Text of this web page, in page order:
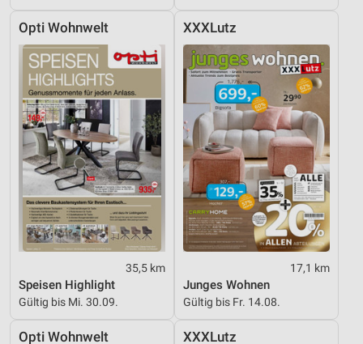
Opti Wohnwelt
35,5 km
Speisen Highlight
Gültig bis Mi. 30.09.
XXXLutz
17,1 km
Junges Wohnen
Gültig bis Fr. 14.08.
Opti Wohnwelt XXXLutz